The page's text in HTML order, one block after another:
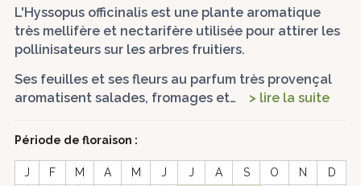
L'Hyssopus officinalis est une plante aromatique
très mellifère et nectarifère utilisée pour attirer les
pollinisateurs sur les arbres fruitiers.
Ses feuilles et ses fleurs au parfum très provençal
aromatisent salades, fromages et… > lire la suite
Période de floraison :
J F M A M J J A S O N D